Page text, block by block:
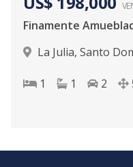
La Julia, Santo
1 1 2